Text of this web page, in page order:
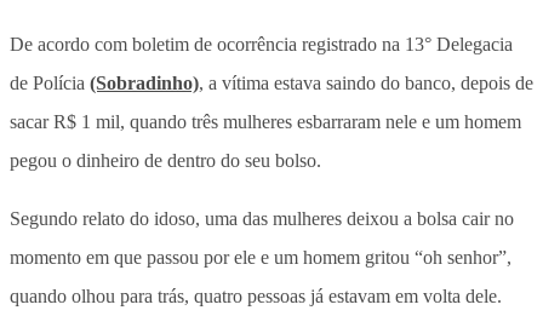
De acordo com boletim de ocorrência registrado na 13° Delegacia
de Polícia (Sobradinho), a vítima estava saindo do banco, depois de
sacar R$ 1 mil, quando três mulheres esbarraram nele e um homem
pegou o dinheiro de dentro do seu bolso.
Segundo relato do idoso, uma das mulheres deixou a bolsa cair no
momento em que passou por ele e um homem gritou “oh senhor”,
quando olhou para trás, quatro pessoas já estavam em volta dele.